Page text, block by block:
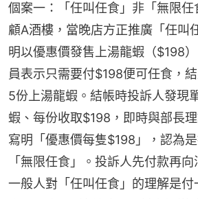
個案一：「任叫任食」非「無限
顧A酒樓，當晚店方正推廣「任叫
明以優惠價發售上湯龍蝦（$198
員表示只需要付$198便可任食，
5份上湯龍蝦。結帳時投訴人發現
蝦、每份收取$198，即時與部長
寫明「優惠價每隻$198」，認為
「無限任食」。投訴人先付款再
一般人對「任叫任食」的理解是